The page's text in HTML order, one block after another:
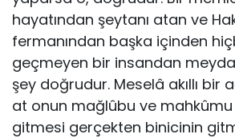
hayatından şeytanı atan ve
fermanından başka içinden
geçmeyen bir insandan
şey doğrudur. Meselâ akıllı bir
at onun mağlûbu ve mahkûmu
gitmesi gerçekten binicinin